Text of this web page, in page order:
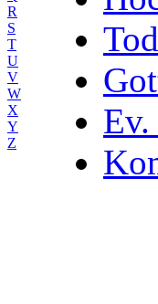
R
S
T
U
V
W
X
Y
Z
Ev.